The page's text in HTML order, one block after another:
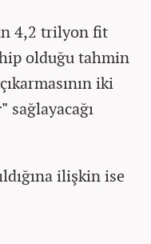
4,2 trilyon fit
olduğu tahmin
iki
sağlayacağı
ilişkin ise